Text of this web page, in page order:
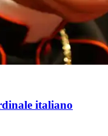
italiano